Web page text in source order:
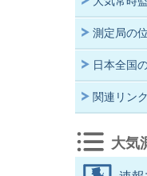
測定局の
日本全国
関連リン
大気